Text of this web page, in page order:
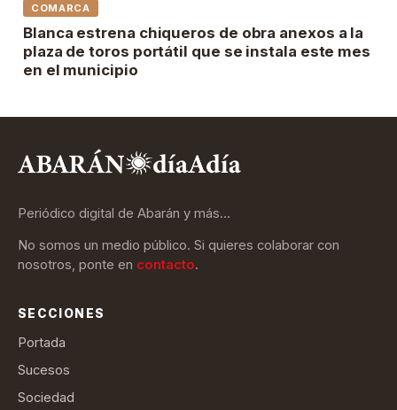
COMARCA
Blanca estrena chiqueros de obra anexos a la
plaza de toros portátil que se instala este mes
en el municipio
Periódico digital de Abarán y más…
No somos un medio público. Si quieres colaborar con
nosotros, ponte en contacto.
SECCIONES
Portada
Sucesos
Sociedad